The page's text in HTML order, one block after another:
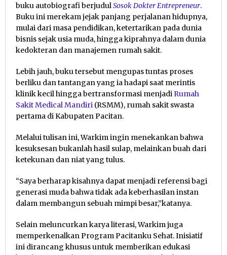
buku autobiografi berjudulSosok Dokter Entrepreneur.
Buku ini merekam jejak panjang perjalanan hidupnya,
mulai dari masa pendidikan, ketertarikan pada dunia
bisnis sejak usia muda, hingga kiprahnya dalam dunia
kedokteran dan manajemen rumah sakit.
Lebih jauh, buku tersebut mengupas tuntas proses
berliku dan tantangan yang ia hadapi saat merintis
klinik kecil hingga bertransformasi menjadi Rumah
Sakit Medical Mandiri (RSMM), rumah sakit swasta
pertama di Kabupaten Pacitan.
Melalui tulisan ini, Warkim ingin menekankan bahwa
kesuksesan bukanlah hasil sulap, melainkan buah dari
ketekunan dan niat yang tulus.
“Saya berharap kisahnya dapat menjadi referensi bagi
generasi muda bahwa tidak ada keberhasilan instan
dalam membangun sebuah mimpi besar,”katanya.
Selain meluncurkan karya literasi, Warkim juga
memperkenalkan Program Pacitanku Sehat. Inisiatif
ini dirancang khusus untuk memberikan edukasi